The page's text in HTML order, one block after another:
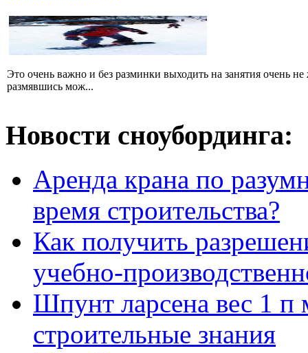
Это очень важно и без разминки выходить на занятия очень
размявшись мож...
Новости сноубординга:
Аренда крана по
время строительства?
Как получить
учебно-
Шпунт ларсена вес 1 п
строительные знания